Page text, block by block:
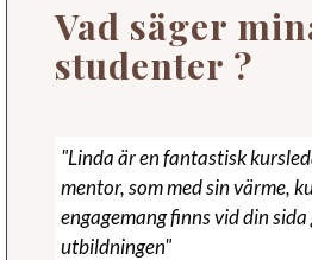
Vad säger
studenter ?
"Linda är en fantastisk
mentor, som med sin värme,
engagemang finns vid din sida
utbildningen"